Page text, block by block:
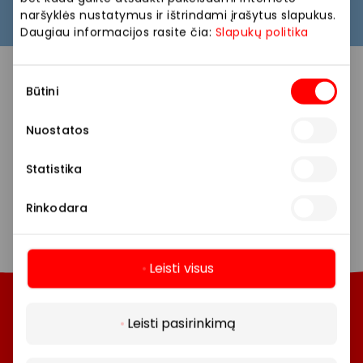
naršyklės nustatymus ir ištrindami įrašytus slapukus.
Daugiau informacijos rasite čia: Slapukų politika
pasirinkimas
Būtini
Nuostatos
Statistika
Rinkodara
Leisti visus
Leisti pasirinkimą
Daugiau